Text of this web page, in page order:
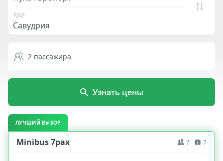
Куда
2 пассажира
Узнать цены
ЛУЧШИЙ ВЫБОР
Minibus 7pax 7 7